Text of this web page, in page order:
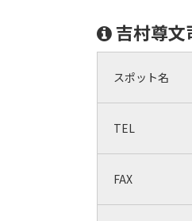
吉村尊文
スポット名
TEL
FAX